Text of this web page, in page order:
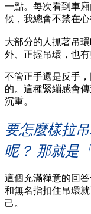
一點。每次看到車
候，我總會不禁在
大部分的人抓著吊
外、正握吊環，也有
不管正手還是反手
的。這種緊繃感會
沉重。
要怎麼樣拉
呢？ 那就是
這個充滿禪意的回
和無名指扣住吊環
己。